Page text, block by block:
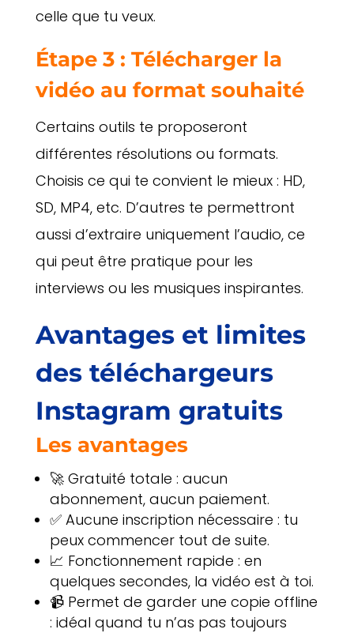
celle que tu veux.
Étape 3 : Télécharger la
vidéo au format souhaité
Certains outils te proposeront
différentes résolutions ou formats.
Choisis ce qui te convient le mieux : HD,
SD, MP4, etc. D’autres te permettront
aussi d’extraire uniquement l’audio, ce
qui peut être pratique pour les
interviews ou les musiques inspirantes.
Avantages et limites
des téléchargeurs
Instagram gratuits
Les avantages
🚀 Gratuité totale : aucun
abonnement, aucun paiement.
✅ Aucune inscription nécessaire : tu
peux commencer tout de suite.
📈 Fonctionnement rapide : en
quelques secondes, la vidéo est à toi.
📹 Permet de garder une copie offline
: idéal quand tu n’as pas toujours